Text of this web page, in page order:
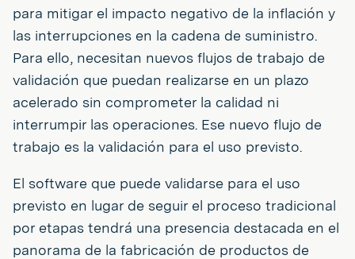
para mitigar el impacto negativo de la inflación y
las interrupciones en la cadena de suministro.
Para ello, necesitan nuevos flujos de trabajo de
validación que puedan realizarse en un plazo
acelerado sin comprometer la calidad ni
interrumpir las operaciones. Ese nuevo flujo de
trabajo es la validación para el uso previsto.
El software que puede validarse para el uso
previsto en lugar de seguir el proceso tradicional
por etapas tendrá una presencia destacada en el
panorama de la fabricación de productos de